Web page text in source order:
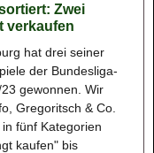
Zwei
verkaufen
hat drei seiner
der Bundesliga-
gewonnen. Wir
Gregoritsch & Co.
fünf Kategorien
kaufen" bis